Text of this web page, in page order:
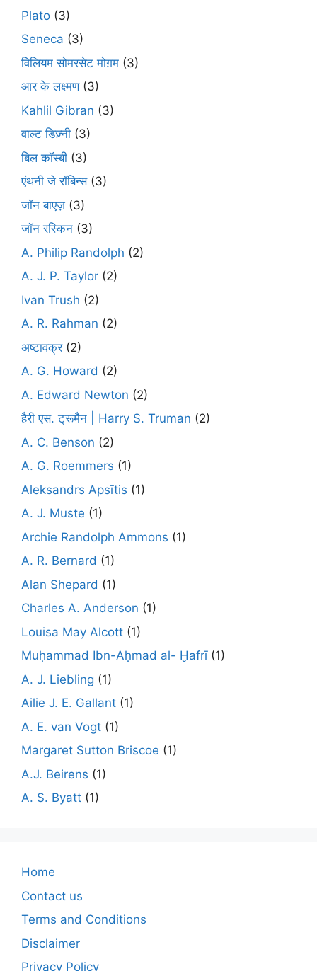
Plato (3)
Seneca (3)
विलियम सोमरसेट मोग़म (3)
आर के लक्ष्मण(3)
Kahlil Gibran (3)
वाल्ट डिज़्नी (3)
बिल कॉस्बी (3)
एंथनी जे रॉबिन्स(3)
जॉन बाएज़ (3)
जॉन रस्किन (3)
A. Philip Randolph (2)
A. J. P. Taylor (2)
Ivan Trush (2)
A. R. Rahman (2)
अष्टावक्र(2)
A. G. Howard (2)
A. Edward Newton (2)
हैरी एस. ट्रूमैन | Harry S. Truman (2)
A. C. Benson (2)
A. G. Roemmers (1)
Aleksandrs Apsītis (1)
A. J. Muste (1)
Archie Randolph Ammons (1)
A. R. Bernard (1)
Alan Shepard (1)
Charles A. Anderson (1)
Louisa May Alcott (1)
Muḥammad Ibn-Aḥmad al- Ḫafrī(1)
A. J. Liebling (1)
Ailie J. E. Gallant (1)
A. E. van Vogt (1)
Margaret Sutton Briscoe (1)
A.J. Beirens (1)
A. S. Byatt (1)
Home
Contact us
Terms and Conditions
Disclaimer
Privacy Policy